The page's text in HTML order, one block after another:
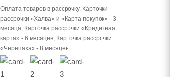
Оплата товаров в рассрочку. Карточки
рассрочки «Халва» и «Карта покупок» - 3
месяца, Карточка рассрочки «Кредитная
карта» - 6 месяцев, Карточка рассрочки
«Черепаха» - 8 месяцев.